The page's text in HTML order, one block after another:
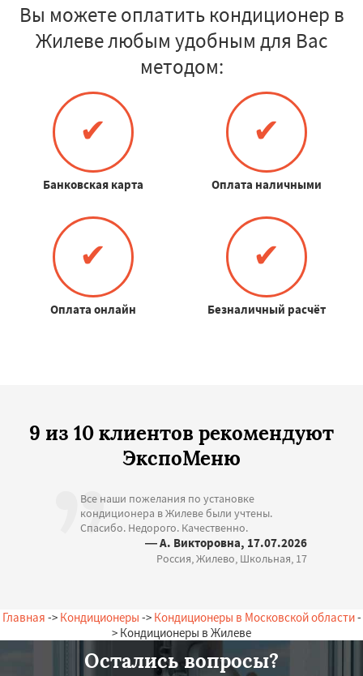
Вы можете оплатить кондиционер в
Жилеве любым удобным для Вас
методом:
✔
Банковская карта
✔
Оплата наличными
✔
Оплата онлайн
✔
Безналичный расчёт
9 из 10 клиентов рекомендуют
ЭкспоМеню
Все наши пожелания по установке
кондиционера в Жилеве были учтены.
Спасибо. Недорого. Качественно.
— А. Викторовна, 17.07.2026
Россия, Жилево, Школьная, 17
Главная -> Кондиционеры -> Кондиционеры в Московской области-
> Кондиционеры в Жилеве
Остались вопросы?